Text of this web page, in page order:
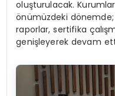
oluşturulacak.
önümüzdeki
raporlar, sertifika
genişleyerek devam